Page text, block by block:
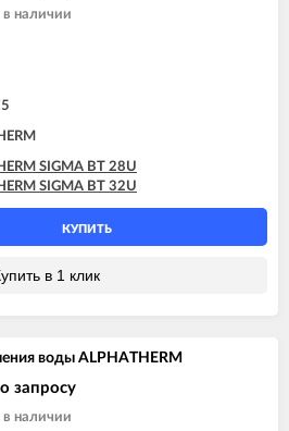
в наличии
SIGMA BT 28U
SIGMA BT 32U
КУПИТЬ
в 1 клик
воды ALPHATHERM
запросу
в наличии